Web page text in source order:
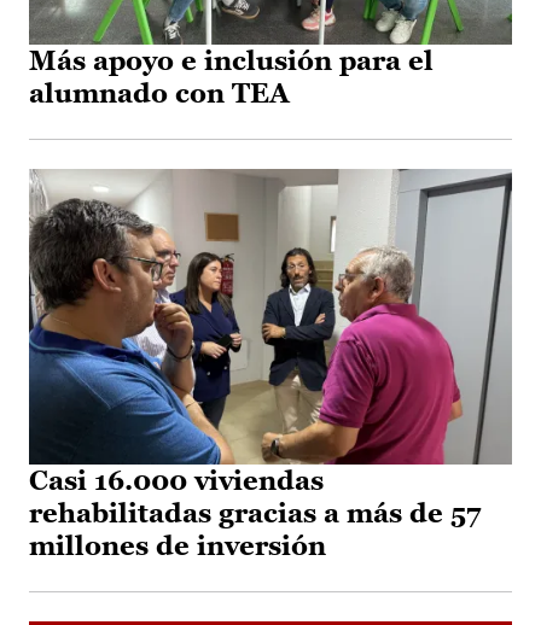
Más apoyo e inclusión para el
alumnado con TEA
Casi 16.000 viviendas
rehabilitadas gracias a más de 57
millones de inversión